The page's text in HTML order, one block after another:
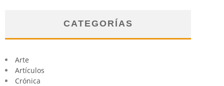
CATEGORÍAS
Arte
Artículos
Crónica